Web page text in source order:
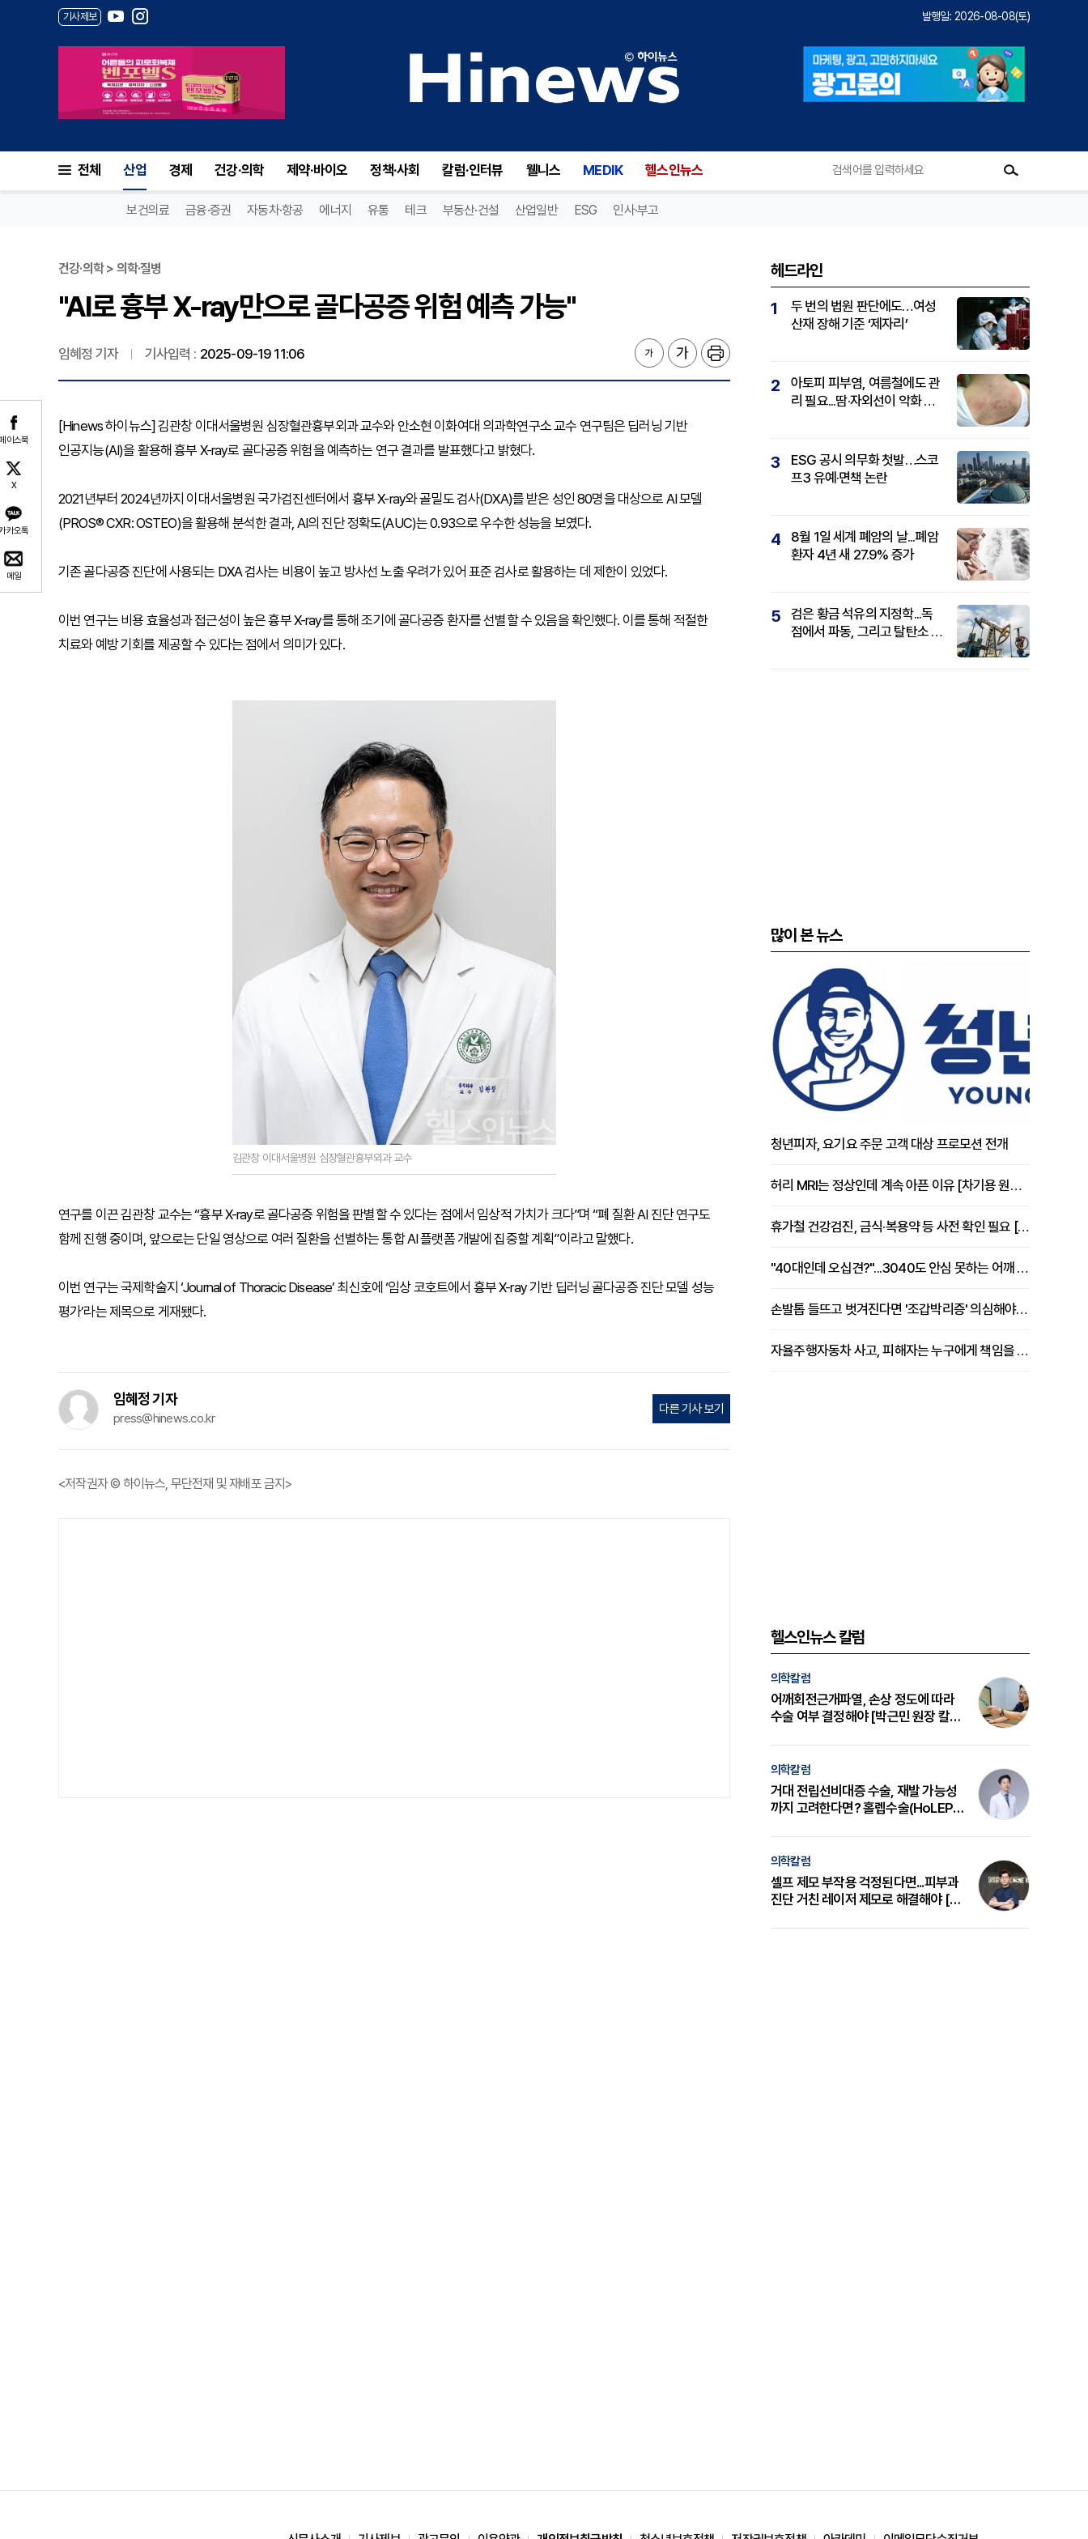
기사제보 발행일: 2026-08-08(토)
전체 산업 경제 건강·의학 제약·바이오 정책·사회 칼럼·인터뷰 웰니스 MEDIK 헬스인뉴스
보건의료 금융·증권 자동차·항공 에너지 유통 테크 부동산·건설 산업일반 ESG 인사·부고
이스북
X
카오톡
메일
건강·의학 > 의학·질병
"AI로 흉부 X-ray만으로 골다공증 위험 예측 가능"
임혜정 기자 기사입력 : 2025-09-19 11:06
[Hinews 하이뉴스] 김관창 이대서울병원 심장혈관흉부외과 교수와 안소현 이화여대 의과학연구소 교수 연구팀은 딥러닝 기반
인공지능(AI)을 활용해 흉부 X-ray로 골다공증 위험을 예측하는 연구 결과를 발표했다고 밝혔다.
2021년부터 2024년까지 이대서울병원 국가검진센터에서 흉부 X-ray와 골밀도 검사(DXA)를 받은 성인 80명을 대상으로 AI 모델
(PROS® CXR: OSTEO)을 활용해 분석한 결과, AI의 진단 정확도(AUC)는 0.93으로 우수한 성능을 보였다.
기존 골다공증 진단에 사용되는 DXA 검사는 비용이 높고 방사선 노출 우려가 있어 표준 검사로 활용하는 데 제한이 있었다.
이번 연구는 비용 효율성과 접근성이 높은 흉부 X-ray를 통해 조기에 골다공증 환자를 선별할 수 있음을 확인했다. 이를 통해 적절한
치료와 예방 기회를 제공할 수 있다는 점에서 의미가 있다.
김관창 이대서울병원 심장혈관흉부외과 교수
연구를 이끈 김관창 교수는 “흉부 X-ray로 골다공증 위험을 판별할 수 있다는 점에서 임상적 가치가 크다”며 “폐 질환 AI 진단 연구도
함께 진행 중이며, 앞으로는 단일 영상으로 여러 질환을 선별하는 통합 AI 플랫폼 개발에 집중할 계획”이라고 말했다.
이번 연구는 국제학술지 ‘Journal of Thoracic Disease’ 최신호에 ‘임상 코호트에서 흉부 X-ray 기반 딥러닝 골다공증 진단 모델 성능
평가’라는 제목으로 게재됐다.
임혜정 기자
press@hinews.co.kr
다른 기사 보기
<저작권자 © 하이뉴스, 무단전재 및 재배포 금지>
헤드라인
1
두 번의 법원 판단에도…여성
산재 장해 기준 ‘제자리’
2
아토피 피부염, 여름철에도 관
리 필요...땀·자외선이 악화 요
3
ESG 공시 의무화 첫발…스코
프3 유예·면책 논란
4
8월 1일 세계 폐암의 날...폐암
환자 4년 새 27.9% 증가
5
검은 황금 석유의 지정학...독
점에서 파동, 그리고 탈탄소 패
많이 본 뉴스
청년피자, 요기요 주문 고객 대상 프로모션 전개
허리 MRI는 정상인데 계속 아픈 이유 [차기용 원장 칼럼]
휴가철 건강검진, 금식·복용약 등 사전 확인 필요 [정도감 원장 칼럼]
"40대인데 오십견?"...3040도 안심 못하는 어깨 유착성 관절낭염
손발톱 들뜨고 벗겨진다면 '조갑박리증' 의심해야 [김철윤 원장 칼럼]
자율주행자동차 사고, 피해자는 누구에게 책임을 물을 수 있을까
헬스인뉴스 칼럼
의학칼럼
어깨회전근개파열, 손상 정도에 따라
수술 여부 결정해야 [박근민 원장 칼
의학칼럼
거대 전립선비대증 수술, 재발 가능성
까지 고려한다면? 홀렙수술(HoLEP)
의학칼럼
셀프 제모 부작용 걱정된다면...피부과
진단 거친 레이저 제모로 해결해야 [변